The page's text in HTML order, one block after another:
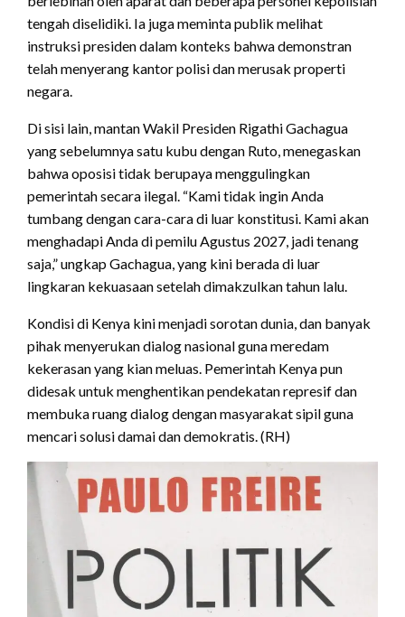
tengah diselidiki. Ia juga meminta publik melihat
instruksi presiden dalam konteks bahwa demonstran
telah menyerang kantor polisi dan merusak properti
negara.
Di sisi lain, mantan Wakil Presiden Rigathi Gachagua
yang sebelumnya satu kubu dengan Ruto, menegaskan
bahwa oposisi tidak berupaya menggulingkan
pemerintah secara ilegal. “Kami tidak ingin Anda
tumbang dengan cara-cara di luar konstitusi. Kami akan
menghadapi Anda di pemilu Agustus 2027, jadi tenang
saja,” ungkap Gachagua, yang kini berada di luar
lingkaran kekuasaan setelah dimakzulkan tahun lalu.
Kondisi di Kenya kini menjadi sorotan dunia, dan banyak
pihak menyerukan dialog nasional guna meredam
kekerasan yang kian meluas. Pemerintah Kenya pun
didesak untuk menghentikan pendekatan represif dan
membuka ruang dialog dengan masyarakat sipil guna
mencari solusi damai dan demokratis. (RH)